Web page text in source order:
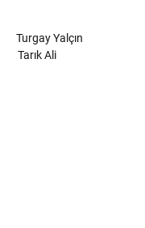
Turgay Yalçın
Tarık Ali